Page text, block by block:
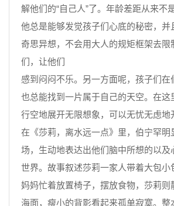
解他们的“自己人”了。年龄差距从来不
他总是能够发觉孩子们心底的秘密，并
奇思异想，不会用大人的规矩框架去限
们，让他们
感到闷闷不乐。另一方面呢，孩子们在
也总能找到一片属于自己的天空。在这
行空地展开无限想象，可以无忧无虑地
在《莎莉，离水远一点》里，伯宁罕明
场，生动地表达出他们脑中所想的以及
世界。故事叙述莎莉一家人带着大包小
妈妈忙着放置椅子，摆放食物，莎莉则
海面，瘦小的背影看起来孤单寂寞。整